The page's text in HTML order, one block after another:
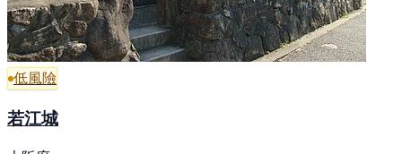
低風險
若江城